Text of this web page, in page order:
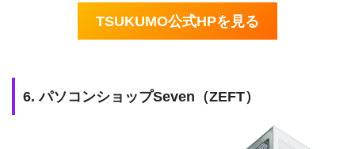
TSUKUMO公式HPを見る
6. パソコンショップSeven（ZEFT）